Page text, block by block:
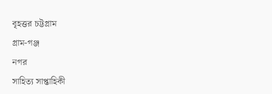
বৃহত্তর চট্টগ্রাম
গ্রাম-গঞ্জ
নগর
সাহিত্য সাপ্তাহিকী